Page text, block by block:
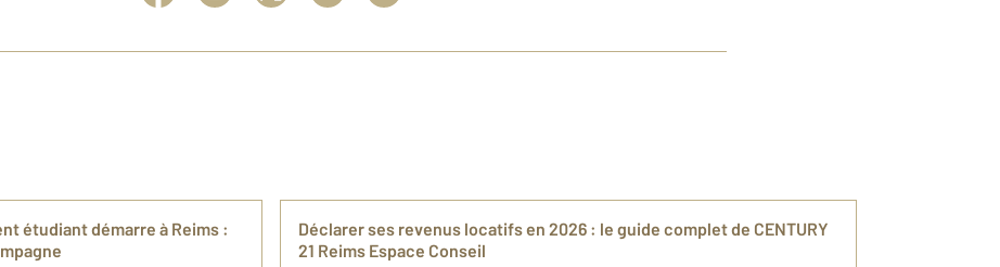
étudiant démarre à Reims :
Déclarer ses revenus locatifs en 2026 : le guide complet de CENTURY
21 Reims Espace Conseil